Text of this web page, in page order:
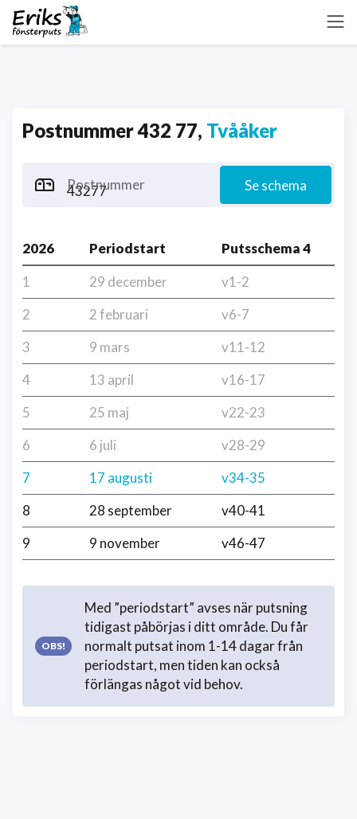
Postnummer 432 77, Tvååker
Postnummer Se schema
2026 Periodstart
Putsschema 4
1
29 december
v1-2
2
2 februari
v6-7
3
9 mars
v11-12
4
13 april
v16-17
5
25 maj
v22-23
6
6 juli
v28-29
7
17 augusti
v34-35
8
28 september
v40-41
9
9 november v46-47
Med ”periodstart” avses när putsning
tidigast påbörjas i ditt område. Du får
normalt putsat inom 1-14 dagar från
periodstart, men tiden kan också
förlängas något vid behov.